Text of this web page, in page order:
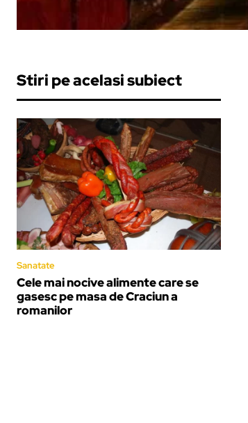
Stiri pe acelasi subiect
Sanatate
Cele mai nocive alimente care se
gasesc pe masa de Craciun a
romanilor